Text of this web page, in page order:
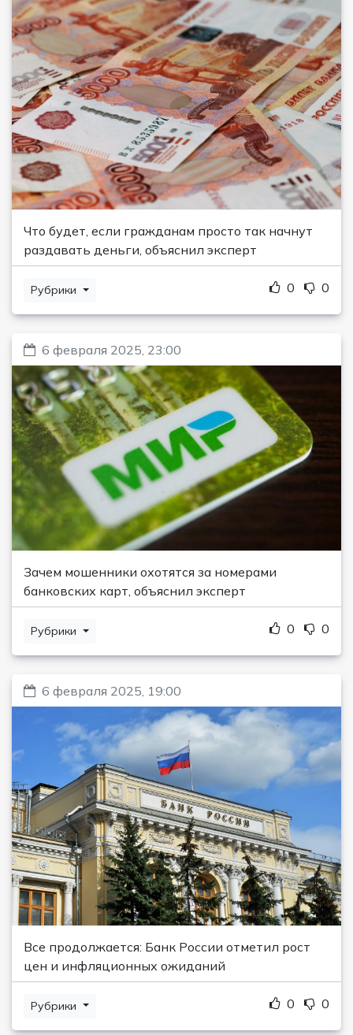
Что будет, если гражданам просто так начнут
раздавать деньги, объяснил эксперт
Рубрики 0 0
6 февраля 2025, 23:00
Зачем мошенники охотятся за номерами
банковских карт, объяснил эксперт
Рубрики 0 0
6 февраля 2025, 19:00
Все продолжается: Банк России отметил рост
цен и инфляционных ожиданий
Рубрики 0 0